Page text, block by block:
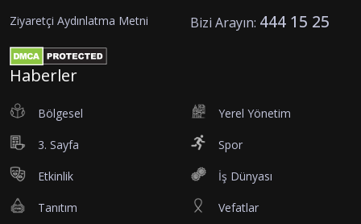
Ziyaretçi Aydınlatma Metni Bizi Arayın: 444 15 25
Haberler
Bölgesel Yerel Yönetim
3. Sayfa Spor
Etkinlik İş Dünyası
Tanıtım Vefatlar